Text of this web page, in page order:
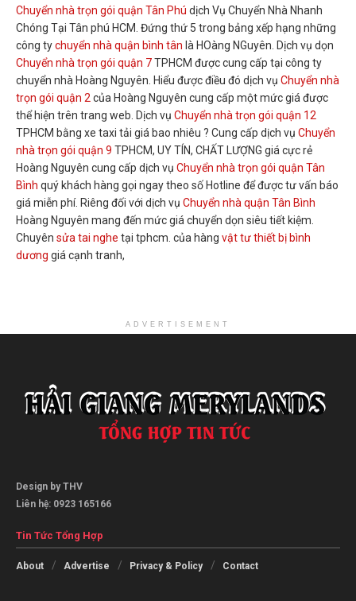
Chuyển nhà trọn gói quận Tân Phú dịch Vụ Chuyển Nhà Nhanh
Chóng Tại Tân phú HCM. Đứng thứ 5 trong bảng xếp hạng những
công tychuyển nhà quận bình tân là HOàng NGuyên. Dịch vụ dọn
Chuyển nhà trọn gói quận 7TPHCM được cung cấp tại công ty
chuyển nhà Hoàng Nguyên. Hiểu được điều đó dịch vụ Chuyển nhà
trọn gói quận 2 của Hoàng Nguyên cung cấp một mức giá được
thể hiện trên trang web. Dịch vụ Chuyển nhà trọn gói quận 12
TPHCM bằng xe taxi tải giá bao nhiêu ? Cung cấp dịch vụ Chuyển
nhà trọn gói quận 9 TPHCM, UY TÍN, CHẤT LƯỢNG giá cực rẻ
Hoàng Nguyên cung cấp dịch vụ Chuyển nhà trọn gói quận Tân
Bình quý khách hàng gọi ngay theo số Hotline để được tư vấn báo
giá miễn phí. Riêng đối với dịch vụ Chuyển nhà quận Tân Bình
Hoàng Nguyên mang đến mức giá chuyển dọn siêu tiết kiệm.
Chuyên sửa tai nghe tại tphcm. của hàng vật tư thiết bị bình
dương giá cạnh tranh,
ADVERTISEMENT
Design by THV
Liên hệ: 0923 165166
Tin Tức Tổng Hợp
About Advertise Privacy & Policy Contact